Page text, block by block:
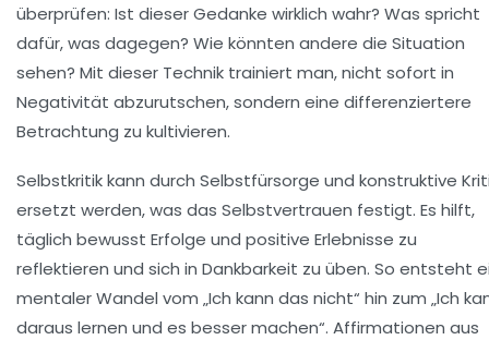
überprüfen: Ist dieser Gedanke wirklich wahr? Was spricht
dafür, was dagegen? Wie könnten andere die Situation
sehen? Mit dieser Technik trainiert man, nicht sofort in
Negativität abzurutschen, sondern eine differenziertere
Betrachtung zu kultivieren.
Selbstkritik kann durch Selbstfürsorge und konstruktive
ersetzt werden, was das Selbstvertrauen festigt. Es hilft,
täglich bewusst Erfolge und positive Erlebnisse zu
reflektieren und sich in Dankbarkeit zu üben. So entsteht
mentaler Wandel vom „Ich kann das nicht“ hin zum „Ich
daraus lernen und es besser machen“. Affirmationen aus